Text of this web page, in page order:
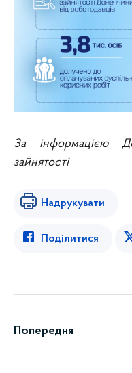
За інформацією
зайнятості
Надрукувати
Поділитися
Попередня